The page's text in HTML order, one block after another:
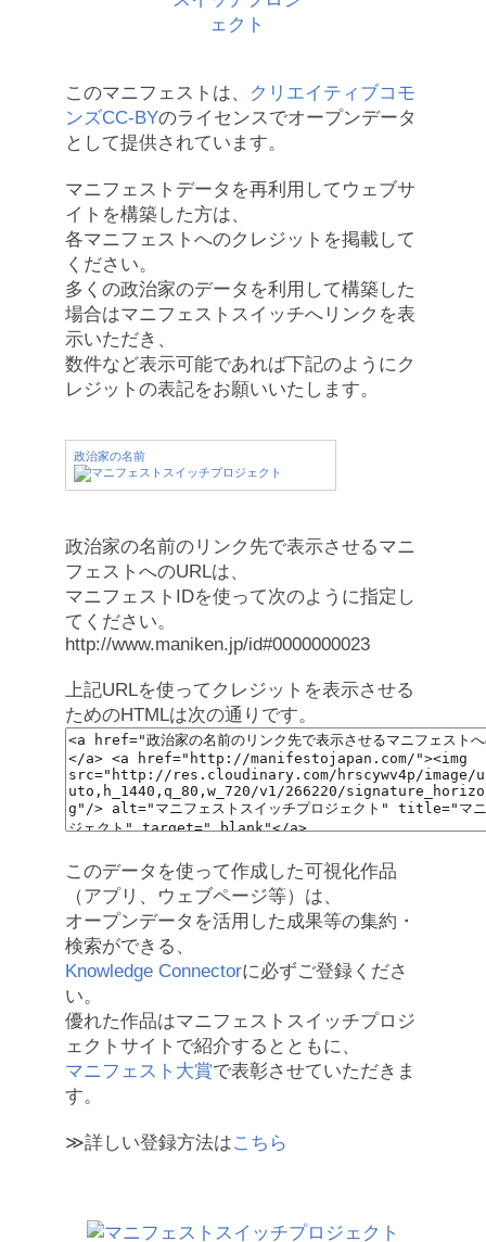
このマニフェストは、
クリエイティブコモ
ンズCC-BYのライセンスでオープンデータ
として提供されています。
マニフェストデータを再利用してウェブサ
イトを構築した方は、
各マニフェストへのクレジットを掲載して
ください。
多くの政治家のデータを利用して構築した
場合はマニフェストスイッチへリンクを表
示いただき、
数件など表示可能であれば下記のようにク
レジットの表記をお願いいたします。
政治家の名前
政治家の名前のリンク先で表示させるマニ
フェストへのURLは、
マニフェストIDを使って次のように指定し
てください。
http://www.maniken.jp/id#0000000023
上記URLを使ってクレジットを表示させる
ためのHTMLは次の通りです。
このデータを使って作成した可視化作品
（アプリ、ウェブページ等）は、
オープンデータを活用した成果等の集約・
検索ができる、
Knowledge Connectorに必ずご登録くださ
い。
優れた作品はマニフェストスイッチプロジ
ェクトサイトで紹介するとともに、
マニフェスト大賞で表彰させていただきま
す。
≫詳しい登録方法はこちら